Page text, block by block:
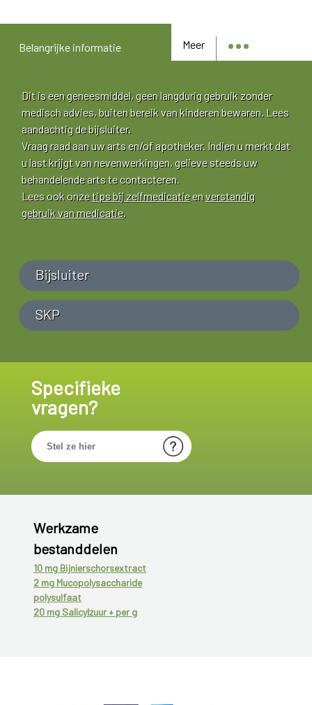
Meer
Belangrijke informatie
Dit is een geneesmiddel, geen langdurig gebruik zonder
medisch advies, buiten bereik van kinderen bewaren. Lees
aandachtig de bijsluiter.
Vraag raad aan uw arts en/of apotheker. Indien u merkt dat
u last krijgt van nevenwerkingen, gelieve steeds uw
behandelende arts te contacteren.
Lees ook onzetips bij zelfmedicatieenverstandig
gebruik van medicatie.
Bijsluiter
SKP
Specifieke
vragen?
Werkzame
bestanddelen
10 mg Bijnierschorsextract
2 mg Mucopolysaccharide
polysulfaat
20 mg Salicylzuur + per g